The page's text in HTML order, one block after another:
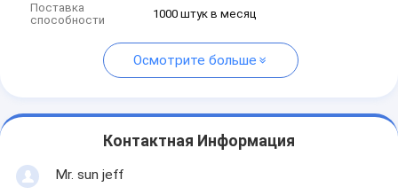
Поставка
способности
1000 штук в месяц
Осмотрите больше
Контактная Информация
Mr. sun jeff